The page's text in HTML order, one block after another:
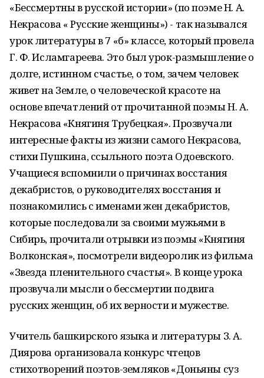
«Бессмертны в русской истории» (по поэме Н. А.
Некрасова « Русские женщины») - так назывался
урок литературы в 7 «б» классе, который провела
Г. Ф. Исламгареева. Это был урок-размышление о
долге, истинном счастье, о том, зачем человек
живет на Земле, о человеческой красоте на
основе впечатлений от прочитанной поэмы Н. А.
Некрасова «Княгиня Трубецкая». Прозвучали
интересные факты из жизни самого Некрасова,
стихи Пушкина, ссыльного поэта Одоевского.
Учащиеся вспомнили о причинах восстания
декабристов, о руководителях восстания и
познакомились с именами жен декабристов,
которые последовали за своими мужьями в
Сибирь, прочитали отрывки из поэмы «Княгиня
Волконская», посмотрели видеоролик из фильма
«Звезда пленительного счастья». В конце урока
прозвучали мысли о бессмертии подвига
русских женщин, об их верности и мужестве.
Учитель башкирского языка и литературы З. А.
Диярова организовала конкурс чтецов
стихотворений поэтов-земляков «Доньяны суз